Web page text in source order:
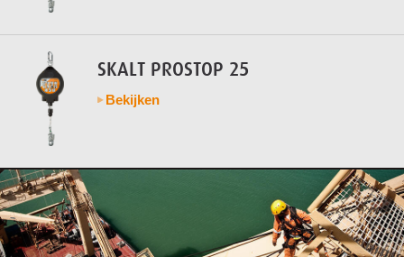
SKALT PROSTOP 25
Bekijken